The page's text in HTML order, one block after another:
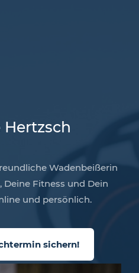
Hertzsch
Wadenbeißerin
Deine Fitness und Dein
und persönlich.
sichern!